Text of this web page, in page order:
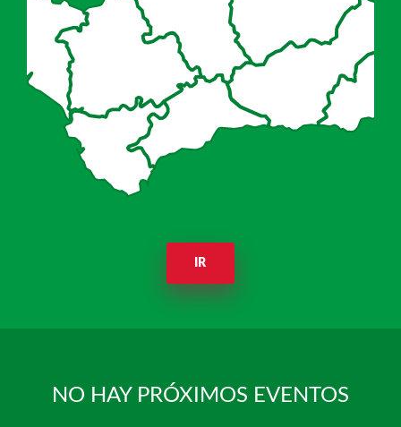
IR
NO HAY PRÓXIMOS EVENTOS